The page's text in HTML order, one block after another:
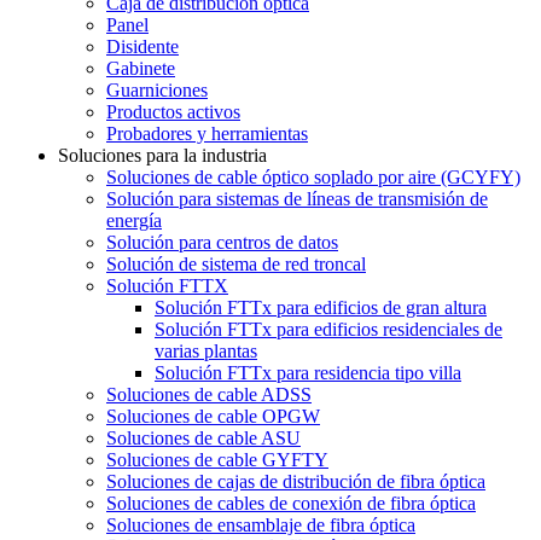
Panel
Disidente
Gabinete
Guarniciones
Productos activos
Probadores y herramientas
Soluciones para la industria
Soluciones de cable óptico soplado por aire (GCYFY)
Solución para sistemas de líneas de transmisión de
energía
Solución para centros de datos
Solución de sistema de red troncal
Solución FTTX
Solución FTTx para edificios de gran altura
Solución FTTx para edificios residenciales de
varias plantas
Solución FTTx para residencia tipo villa
Soluciones de cable ADSS
Soluciones de cable OPGW
Soluciones de cable ASU
Soluciones de cable GYFTY
Soluciones de cajas de distribución de fibra óptica
Soluciones de cables de conexión de fibra óptica
Soluciones de ensamblaje de fibra óptica